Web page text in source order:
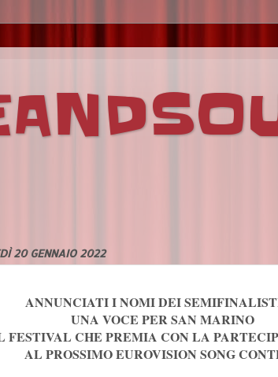
20 GENNAIO 2022
ANNUNCIATI I NOMI DEI
UNA VOCE PER SAN MARINO
FESTIVAL CHE PREMIA CON LA
AL PROSSIMO EUROVISION SONG